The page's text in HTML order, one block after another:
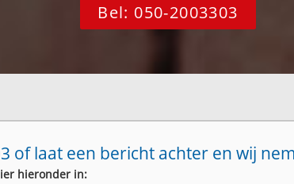
Bel: 050-2003303
of laat een bericht achter en wij
hieronder in: